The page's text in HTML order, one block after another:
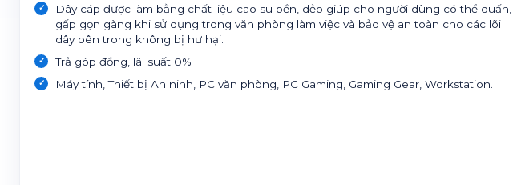
Dây cáp được làm bằng chất liệu cao su bền, dẻo giúp cho người dùng có thể quấn,
gấp gọn gàng khi sử dụng trong văn phòng làm việc và bảo vệ an toàn cho các lõi
dây bên trong không bị hư hại.
Trả góp đồng, lãi suất 0%
Máy tính, Thiết bị An ninh, PC văn phòng, PC Gaming, Gaming Gear, Workstation.